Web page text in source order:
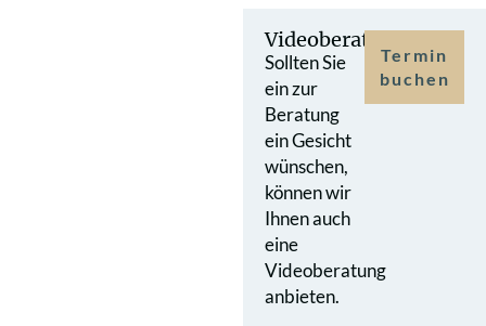
Videoberatung
Sollten Sie
ein zur
Beratung
ein Gesicht
wünschen,
können wir
Ihnen auch
eine
Videoberatung
anbieten.
Termin
buchen